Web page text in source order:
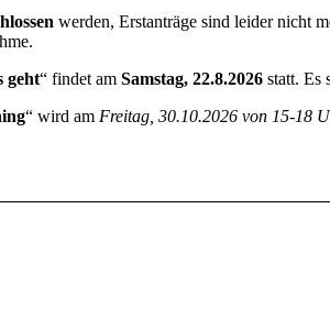
werden, Erstanträge sind leider nicht
geht“ findet am Samstag, 22.8.2026 statt. Es
“ wird am Freitag, 30.10.2026 von 15-18